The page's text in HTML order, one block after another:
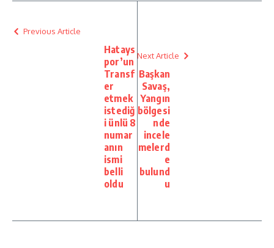
Previous Article
Hatays
por’un
Transf
er
etmek
istediğ
i ünlü 8
numar
anın
ismi
belli
oldu
Next Article
Başkan
Savaş,
Yangın
bölgesi
nde
incele
melerd
e
bulund
u